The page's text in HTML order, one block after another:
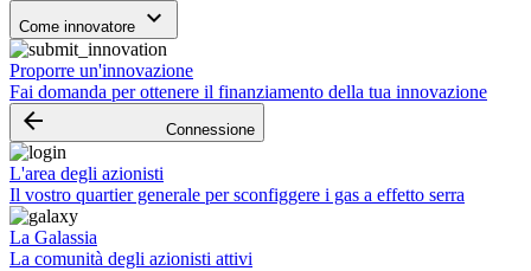
Come innovatore keyboard_arrow_down
Proporre un'innovazione
Fai domanda per ottenere il finanziamento della tua innovazione
arrow_backward Connessione
L'area degli azionisti
Il vostro quartier generale per sconfiggere i gas a effetto serra
La Galassia
La comunità degli azionisti attivi